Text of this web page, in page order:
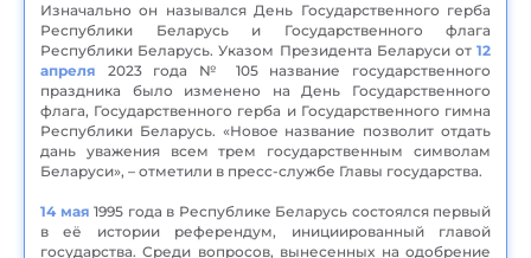
Изначально он назывался День Государственного герба
Республики Беларусь и Государственного флага
Республики Беларусь. Указом Президента Беларуси от 12
апреля 2023 года № 105 название государственного
праздника было изменено на День Государственного
флага, Государственного герба и Государственного гимна
Республики Беларусь. «Новое название позволит отдать
дань уважения всем трем государственным символам
Беларуси», – отметили в пресс-службе Главы государства.
14 мая 1995 года в Республике Беларусь состоялся первый
в её истории референдум, инициированный главой
государства. Среди вопросов, вынесенных на одобрение